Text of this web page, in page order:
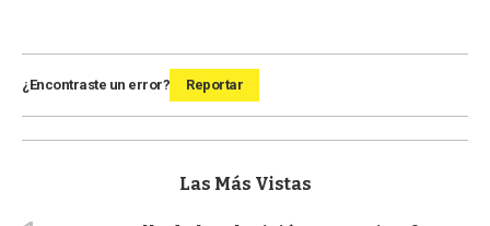
¿Encontraste un error? Reportar
Las Más Vistas